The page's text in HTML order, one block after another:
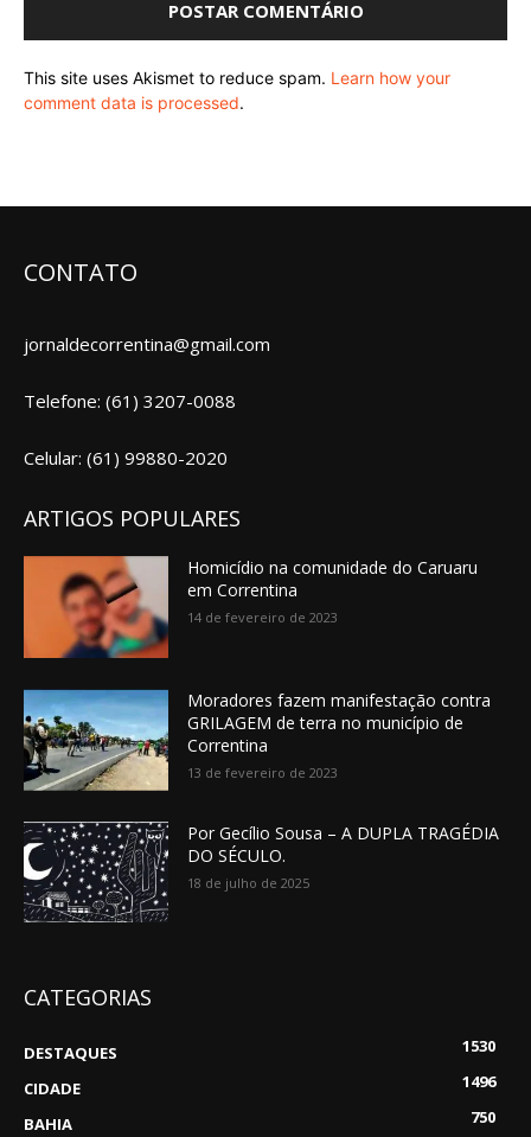
This site uses Akismet to reduce spam. Learn how your
comment data is processed.
CONTATO
jornaldecorrentina@gmail.com
Telefone: (61) 3207-0088
Celular: (61) 99880-2020
ARTIGOS POPULARES
Homicídio na comunidade do Caruaru
em Correntina
14 de fevereiro de 2023
Moradores fazem manifestação contra
GRILAGEM de terra no município de
Correntina
13 de fevereiro de 2023
Por Gecílio Sousa – A DUPLA TRAGÉDIA
DO SÉCULO.
18 de julho de 2025
CATEGORIAS
DESTAQUES
1530
CIDADE
1496
BAHIA
750